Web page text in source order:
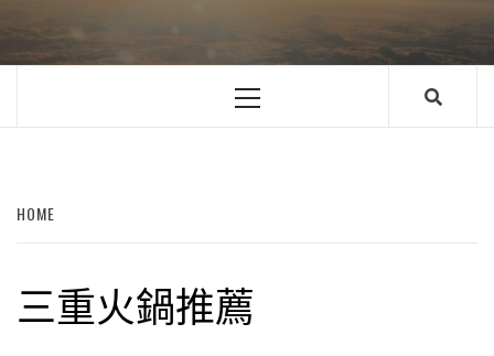
Primary
HOME
三重火鍋推薦